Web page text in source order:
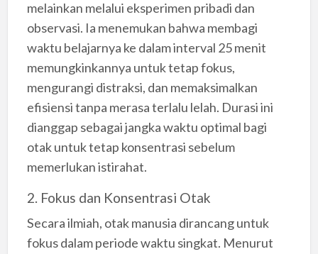
melainkan melalui eksperimen pribadi dan
observasi. Ia menemukan bahwa membagi
waktu belajarnya ke dalam interval 25 menit
memungkinkannya untuk tetap fokus,
mengurangi distraksi, dan memaksimalkan
efisiensi tanpa merasa terlalu lelah. Durasi ini
dianggap sebagai jangka waktu optimal bagi
otak untuk tetap konsentrasi sebelum
memerlukan istirahat.
2. Fokus dan Konsentrasi Otak
Secara ilmiah, otak manusia dirancang untuk
fokus dalam periode waktu singkat. Menurut